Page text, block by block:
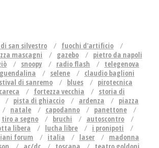
san silvestro
fuochi d'artificio
mascagni gazebo
pietro da napoli
snoopy radio flash
telegenova
guendalina selene
claudio baglioni
di sanremo blues
pirotecnica
careca fortezza vecchia
storia di
pista di ghiaccio ardenza
piazza
natale capodanno
panettone
tiro a segno bruchi
autoscontro
libera lucha libre
i pronipoti
forum italia laser
madonna